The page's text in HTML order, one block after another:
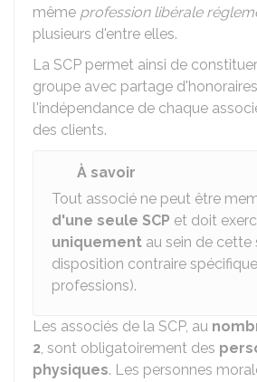
même profession libérale
plusieurs d'entre elles.
La SCP permet ainsi de
groupe avec partage
l'indépendance de chaque
des clients.
À savoir
Tout associé ne peut être
d'une seule SCP et doit
uniquement au sein de cette
disposition contraire
professions).
Les associés de la SCP, au
2, sont obligatoirement des
physiques. Les personnes